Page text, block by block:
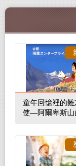
童年回憶裡的難
使—阿爾卑斯山